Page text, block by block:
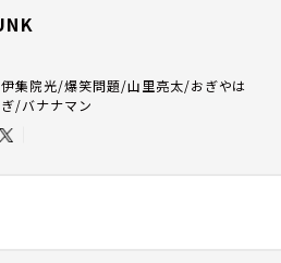
伊集院光/爆笑問題/山里亮太/おぎやは
ぎ/バナナマン